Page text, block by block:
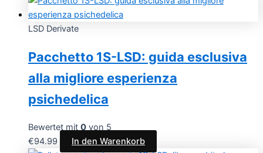
LSD Derivate
Pacchetto 1S-LSD: guida esclusiva
alla migliore esperienza
psichedelica
Bewertet mit 0 von 5
€94.99 In den Warenkorb